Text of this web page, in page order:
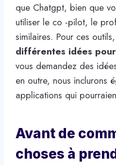
que Chatgpt, bien que
utiliser le co -pilot, le
similaires. Pour ces
différentes idées
vous demandez des
en outre, nous inclurons
applications qui
Avant de
choses à